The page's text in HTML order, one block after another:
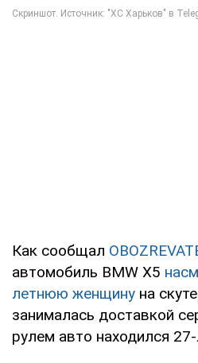
Как сообщал
автомобиль BMW X5
летнюю женщину на
занималась доставкой
рулем авто находился